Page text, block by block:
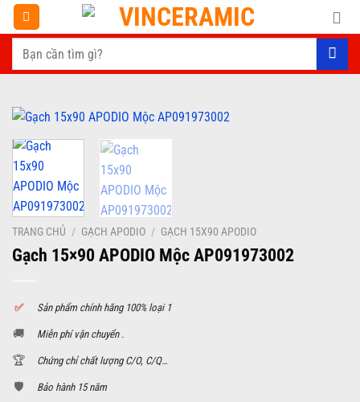
Chuyển
đến
dung
Tìm
kiếm:
TRANG CHỦ / GẠCH APODIO / GẠCH 15X90 APODIO
Gạch 15×90 APODIO Mộc AP091973002
✅ Sản phẩm chính hãng 100% loại 1
🚚 Miễn phí vận chuyển .
🏆 Chứng chỉ chất lượng C/O, C/Q…
🛡️ Bảo hành 15 năm